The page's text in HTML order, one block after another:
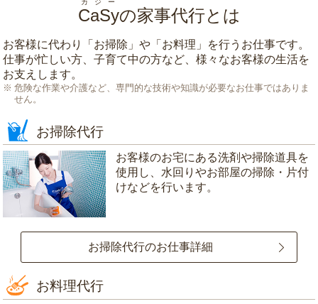
CaSy
カジー
の家事代行とは
お客様に代わり「 お掃除 」や「 お料理 」を行うお仕事です。
仕事が忙しい方、子育て中の方など、様々なお客様の生活を
お支えします。
危険な作業や介護など、専門的な技術や知識が必要なお仕事ではありま
せん。
お掃除代行
お客様のお宅にある洗剤や掃除道具を
使用し、水回りやお部屋の掃除・片付
けなどを行います。
お掃除代行のお仕事詳細
お料理代行